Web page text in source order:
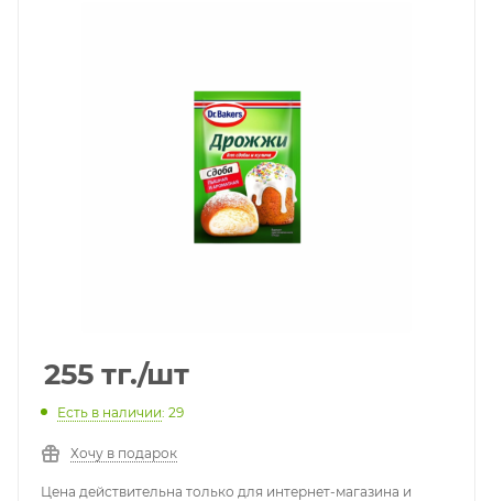
255 тг./шт
Есть в наличии: 29
Хочу в подарок
Цена действительна только для интернет-магазина и